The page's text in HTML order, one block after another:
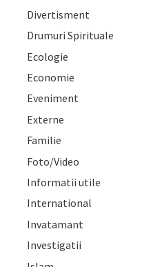
Divertisment
Drumuri Spirituale
Ecologie
Economie
Eveniment
Externe
Familie
Foto/Video
Informatii utile
International
Invatamant
Investigatii